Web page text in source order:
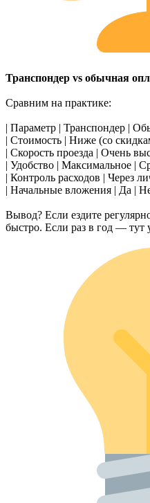
Транспондер vs обычная
Сравним на практике:
| Параметр | Транспондер |
| Стоимость | Ниже (со
| Скорость проезда | Очень
| Удобство | Максимальное |
| Контроль расходов | Через
| Начальные вложения | Да |
Вывод? Если ездите
быстро. Если раз в год — тут